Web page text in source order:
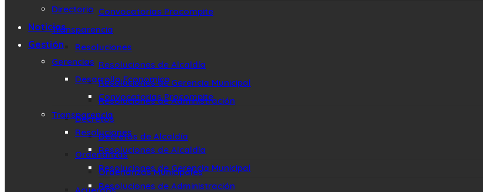
Convocatorias Procompite
Transparencia
Resoluciones
Resoluciones de Alcaldía
Resoluciones de Gerencia Municipal
Resoluciones de Administración
Decretos
Decretos de Alcaldía
Ordenanzas
Ordenanzas Municipales
Directorio
Noticias
Gestión
Gerencias
Desarrollo Economico
Convocatorias Procompite
Transparencia
Resoluciones
Resoluciones de Alcaldía
Resoluciones de Gerencia Municipal
Resoluciones de Administración